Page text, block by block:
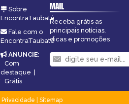
Sobre
EncontraTaubaté
Fale com o
EncontraTaubaté
ANUNCIE:
Com
destaque |
Grátis
MAIL
Receba grátis as
principais notícias,
dicas e promoções
Privacidade
Sitemap